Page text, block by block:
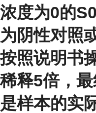
浓度为0的
为阴性对照
按照说明书
稀释5倍，
是样本的实